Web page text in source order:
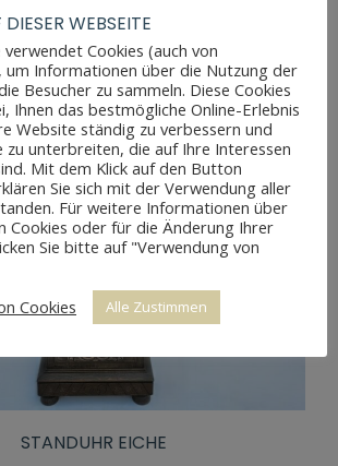
STANDUHR EICHE
WEBSEITE
Cookies (auch von
Informationen über die Nutzung der
Besucher zu sammeln. Diese Cookies
Ihnen das bestmögliche Online-Erlebnis
Website ständig zu verbessern und
zu unterbreiten, die auf Ihre Interessen
Mit dem Klick auf den Button
Sie sich mit der Verwendung aller
Für weitere Informationen über
Cookies oder für die Änderung Ihrer
Sie bitte auf "Verwendung von
Cookies
Alle Zustimmen